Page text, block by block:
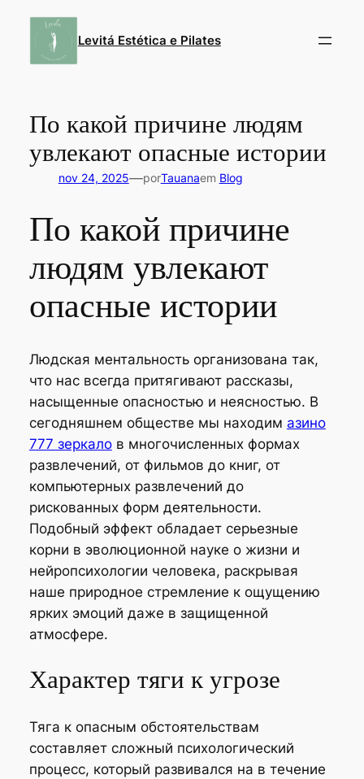
Levitá Estética e Pilates
По какой причине людям
увлекают опасные истории
nov 24, 2025—porTauanaem Blog
По какой причине
людям увлекают
опасные истории
Людская ментальность организована так,
что нас всегда притягивают рассказы,
насыщенные опасностью и неясностью. В
сегодняшнем обществе мы находим азино
777 зеркалов многочисленных формах
развлечений, от фильмов до книг, от
компьютерных развлечений до
рискованных форм деятельности.
Подобный эффект обладает серьезные
корни в эволюционной науке о жизни и
нейропсихологии человека, раскрывая
наше природное стремление к ощущению
ярких эмоций даже в защищенной
атмосфере.
Характер тяги к угрозе
Тяга к опасным обстоятельствам
составляет сложный психологический
процесс, который развивался на в течение